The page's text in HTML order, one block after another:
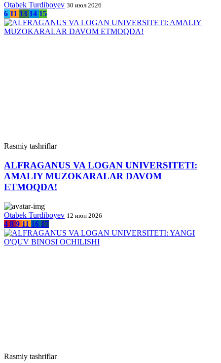
Otabek Turdiboyev 30 июл 2026
6 11 13 14 15
Rasmiy tashriflar
ALFRAGANUS VA LOGAN UNIVERSITETI:
AMALIY MUZOKARALAR DAVOM
ETMOQDA!
Otabek Turdiboyev 12 июн 2026
4 8 9 11 16 17
Rasmiy tashriflar